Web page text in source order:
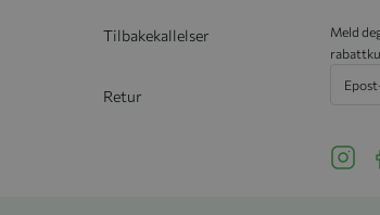
Tilbakekallelser
Retur
Meld
See